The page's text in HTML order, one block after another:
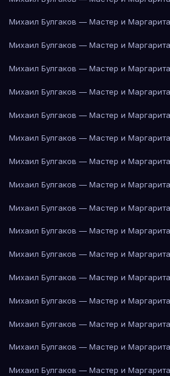
Михаил Булгаков — Мастер и Маргарита
Михаил Булгаков — Мастер и Маргарита
Михаил Булгаков — Мастер и Маргарита
Михаил Булгаков — Мастер и Маргарита
Михаил Булгаков — Мастер и Маргарита
Михаил Булгаков — Мастер и Маргарита
Михаил Булгаков — Мастер и Маргарита
Михаил Булгаков — Мастер и Маргарита
Михаил Булгаков — Мастер и Маргарита
Михаил Булгаков — Мастер и Маргарита
Михаил Булгаков — Мастер и Маргарита
Михаил Булгаков — Мастер и Маргарита
Михаил Булгаков — Мастер и Маргарита
Михаил Булгаков — Мастер и Маргарита
Михаил Булгаков — Мастер и Маргарита
Михаил Булгаков — Мастер и Маргарита